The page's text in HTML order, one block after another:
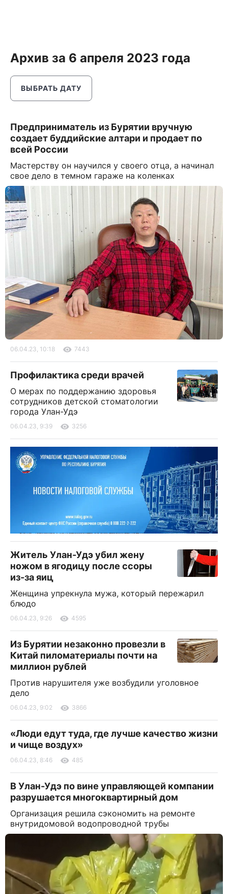
Архив за 6 апреля 2023 года
ВЫБРАТЬ ДАТУ
Предприниматель из Бурятии вручную
создает буддийские алтари и продает по
всей России
Мастерству он научился у своего отца, а начинал
свое дело в темном гараже на коленках
06.04.23, 10:18 7443
Профилактика среди врачей
О мерах по поддержанию здоровья
сотрудников детской стоматологии
города Улан-Удэ
06.04.23, 9:39 3256
Житель Улан-Удэ убил жену
ножом в ягодицу после ссоры
из-за яиц
Женщина упрекнула мужа, который пережарил
блюдо
06.04.23, 9:26 4595
Из Бурятии незаконно провезли в
Китай пиломатериалы почти на
миллион рублей
Против нарушителя уже возбудили уголовное
дело
06.04.23, 9:02 3866
«Люди едут туда, где лучше качество жизни
и чище воздух»
06.04.23, 8:46 485
В Улан-Удэ по вине управляющей компании
разрушается многоквартирный дом
Организация решила сэкономить на ремонте
внутридомовой водопроводной трубы